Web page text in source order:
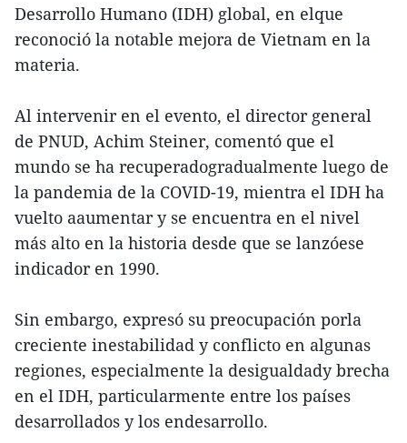
Desarrollo Humano (IDH) global, en elque
reconoció la notable mejora de Vietnam en la
materia.
Al intervenir en el evento, el director general
de PNUD, Achim Steiner, comentó que el
mundo se ha recuperadogradualmente luego de
la pandemia de la COVID-19, mientra el IDH ha
vuelto aaumentar y se encuentra en el nivel
más alto en la historia desde que se lanzóese
indicador en 1990.
Sin embargo, expresó su preocupación porla
creciente inestabilidad y conflicto en algunas
regiones, especialmente la desigualdady brecha
en el IDH, particularmente entre los países
desarrollados y los endesarrollo.